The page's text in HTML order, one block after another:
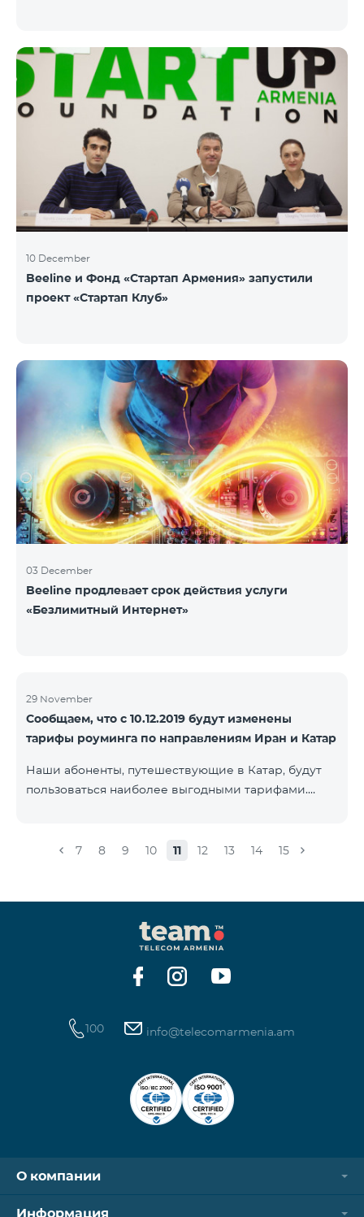
10 December
Beeline и Фонд «Стартап Армения» запустили
проект «Стартап Клуб»
03 December
Beeline продлевает срок действия услуги
«Безлимитный Интернет»
29 November
Сообщаем, что с 10.12.2019 будут изменены
тарифы роуминга по направлениям Иран и Катар
Наши абоненты, путешествующие в Катар, будут
пользоваться наиболее выгодными тарифами.
одной минуты локальных звонков - 500 драм,
минуты международных звонков 1700 драм.
Стоимость одного МБ для абонентов постоплатной
системы составит 50 драм, а для предоплатных
абонентов, при первой попытке пользования
7 8 9 10 11 12 13 14 15
100 info@telecomarmenia.am
О компании
Информация